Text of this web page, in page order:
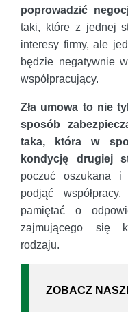
poprowadzić
taki, które z jednej
interesy firmy, ale
będzie negatywnie
współpracujący.
Zła umowa to nie
sposób
taka, która w
kondycję drugiej
poczuć oszukana i
podjąć
pamiętać o
zajmującego się
rodzaju.
ZOBACZ